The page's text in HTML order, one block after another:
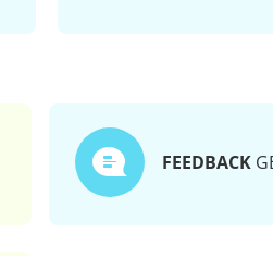
FEEDBACK